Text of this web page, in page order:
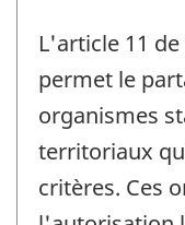
L'article 11
permet le
organismes
territoriaux
critères. Ces